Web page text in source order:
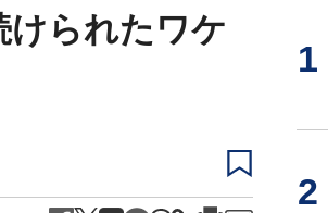
けられたワケ